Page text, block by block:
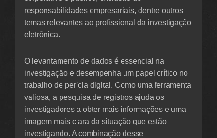
responsabilidades empresariais, dentre outros
temas relevantes ao profissional da investigação
eletrônica.
O levantamento de dados é essencial na
investigação e desempenha um papel crítico no
trabalho de perícia digital. Como uma ferramenta
valiosa, a pesquisa de registros ajuda os
investigadores a obter mais informações e uma
imagem mais clara da situação que estão
investigando. A combinação desse